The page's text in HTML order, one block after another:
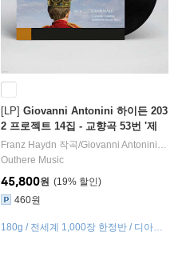
[LP] Giovanni Antonini 하이든 203
2 프로젝트 14집 - 교향곡 53번 '제
국', 54번, 33번 외 (Haydn 2032 Vol.
14 - L'imperiale) [CD + 2LP]]
Franz Haydn 작곡/Giovanni Antonini지휘/
Outhere Music
19%
45,800원
460원
180g / 전세계 1,000장 한정반 / 디아파